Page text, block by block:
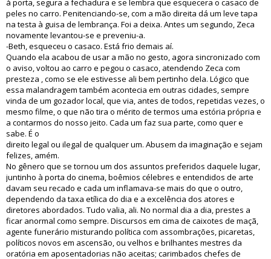
à porta, segura a fechadura e se lembra que esquecera o casaco de
peles no carro. Penitenciando-se, com a mão direita dá um leve tapa
na testa à guisa de lembrança. Foi a deixa. Antes um segundo, Zeca
novamente levantou-se e preveniu-a.
-Beth, esqueceu o casaco. Está frio demais aí.
Quando ela acabou de usar a mão no gesto, agora sincronizado com
o aviso, voltou ao carro e pegou o casaco, atendendo Zeca com
presteza , como se ele estivesse ali bem pertinho dela. Lógico que
essa malandragem também acontecia em outras cidades, sempre
vinda de um gozador local, que via, antes de todos, repetidas vezes, o
mesmo filme, o que não tira o mérito de termos uma estória própria e
a contarmos do nosso jeito. Cada um faz sua parte, como quer e
sabe. É o
direito legal ou ilegal de qualquer um. Abusem da imaginação e sejam
felizes, amém.
No gênero que se tornou um dos assuntos preferidos daquele lugar,
juntinho à porta do cinema, boêmios célebres e entendidos de arte
davam seu recado e cada um inflamava-se mais do que o outro,
dependendo da taxa etílica do dia e a excelência dos atores e
diretores abordados. Tudo valia, ali. No normal dia a dia, prestes a
ficar anormal como sempre. Discursos em cima de caixotes de maçã,
agente funerário misturando política com assombrações, picaretas,
políticos novos em ascensão, ou velhos e brilhantes mestres da
oratória em aposentadorias não aceitas; carimbados chefes de